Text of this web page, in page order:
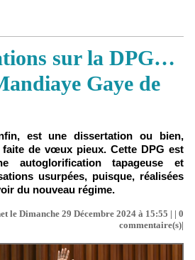
sur la DPG…
Gaye de
est une dissertation ou bien,
de vœux pieux. Cette DPG est
autoglorification tapageuse et
usurpées, puisque, réalisées
du nouveau régime.
le Dimanche 29 Décembre 2024 à 15:55 | | 0
commentaire(s)|